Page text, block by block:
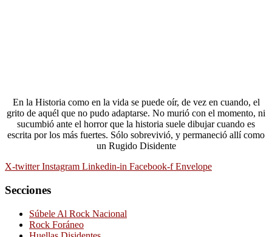
En la Historia como en la vida se puede oír, de vez en cuando, el
grito de aquél que no pudo adaptarse. No murió con el momento, ni
sucumbió ante el horror que la historia suele dibujar cuando es
escrita por los más fuertes. Sólo sobrevivió, y permaneció allí como
un Rugido Disidente
X-twitter Instagram Linkedin-in Facebook-f Envelope
Secciones
Súbele Al Rock Nacional
Rock Foráneo